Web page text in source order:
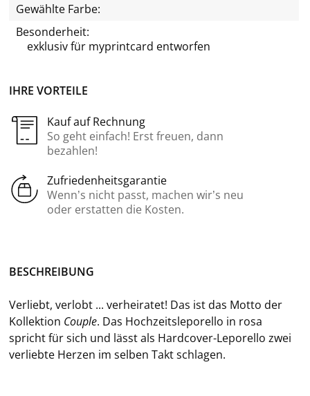
IHRE VORTEILE
Kauf auf Rechnung
So geht einfach! Erst freuen, dann
bezahlen!
Zufriedenheitsgarantie
Wenn’s nicht passt, machen wir’s neu
oder erstatten die Kosten.
Gewählte Farbe:
Besonderheit:
exklusiv für myprintcard entworfen
BE­SCHREI­BUNG
Ver­liebt, ver­lobt ... ver­hei­ra­tet! Das ist das Motto der
Kol­lek­ti­on Coup­le. Das Hoch­zeits­le­po­rel­lo in rosa
spricht für sich und lässt als Hardcover-​Leporello zwei
ver­lieb­te Her­zen im sel­ben Takt schla­gen.